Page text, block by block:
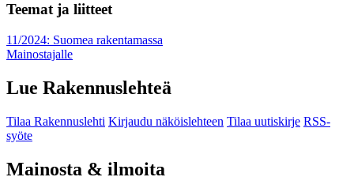
Teemat ja liitteet
11/2024: Suomea rakentamassa
Mainostajalle
Lue Rakennuslehteä
Tilaa Rakennuslehti Kirjaudu näköislehteen Tilaa uutiskirje RSS-
syöte
Mainosta & ilmoita